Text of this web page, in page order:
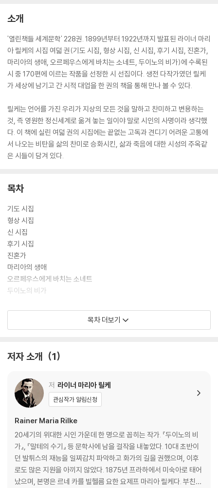
소개
'열린책들 세계문학' 228권. 1899년부터 1922년까지 발표된 라이너 마리
아 릴케의 시집 여덟 권(기도 시집, 형상 시집, 신 시집, 후기 시집, 진혼가,
마리아의 생애, 오르페우스에게 바치는 소네트, 두이노의 비가)에 수록된
시 중 170편에 이르는 작품을 선정한 시 선집이다. 생전 다작가였던 릴케
가 세상에 남기고 간 시적 대업을 한 권의 책을 통해 만나 볼 수 있다.
릴케는 언어를 가진 우리가 지상의 모든 것을 말하고 찬미하고 변용하는
것, 즉 영원한 정신세계로 옮겨 놓는 일이야 말로 시인의 사명이라 생각했
다. 이 책에 실린 여덟 권의 시집에는 끝없는 고독과 견디기 어려운 고통에
서 나오는 비탄을 삶의 찬미로 승화시킨, 삶과 죽음에 대한 시성의 주옥같
은 시들이 담겨 있다.
목차
기도 시집
형상 시집
신 시집
후기 시집
진혼가
마리아의 생애
오르페우스에게 바치는 소네트
두이노의 비가
역자 해설 릴케의 삶과 시 세계
목차 더보기
저자 소개 1
저 라이너 마리아 릴케
관심작가 알림신청
Rainer Maria Rilke
20세기의 위대한 시인 가운데 한 명으로 꼽히는 작가. 『두이노의 비
가』, 『말테의 수기』 등 문학사에 남을 걸작을 내놓았다. 10대 초반이
던 발튀스의 재능을 일찌감치 파악하고 화가의 길을 권했으며, 이후
로도 많은 지원을 아끼지 않았다. 1875년 프라하에서 미숙아로 태어
났으며, 본명은 르네 카를 빌헬름 요한 요제프 마리아 릴케다. 부친은